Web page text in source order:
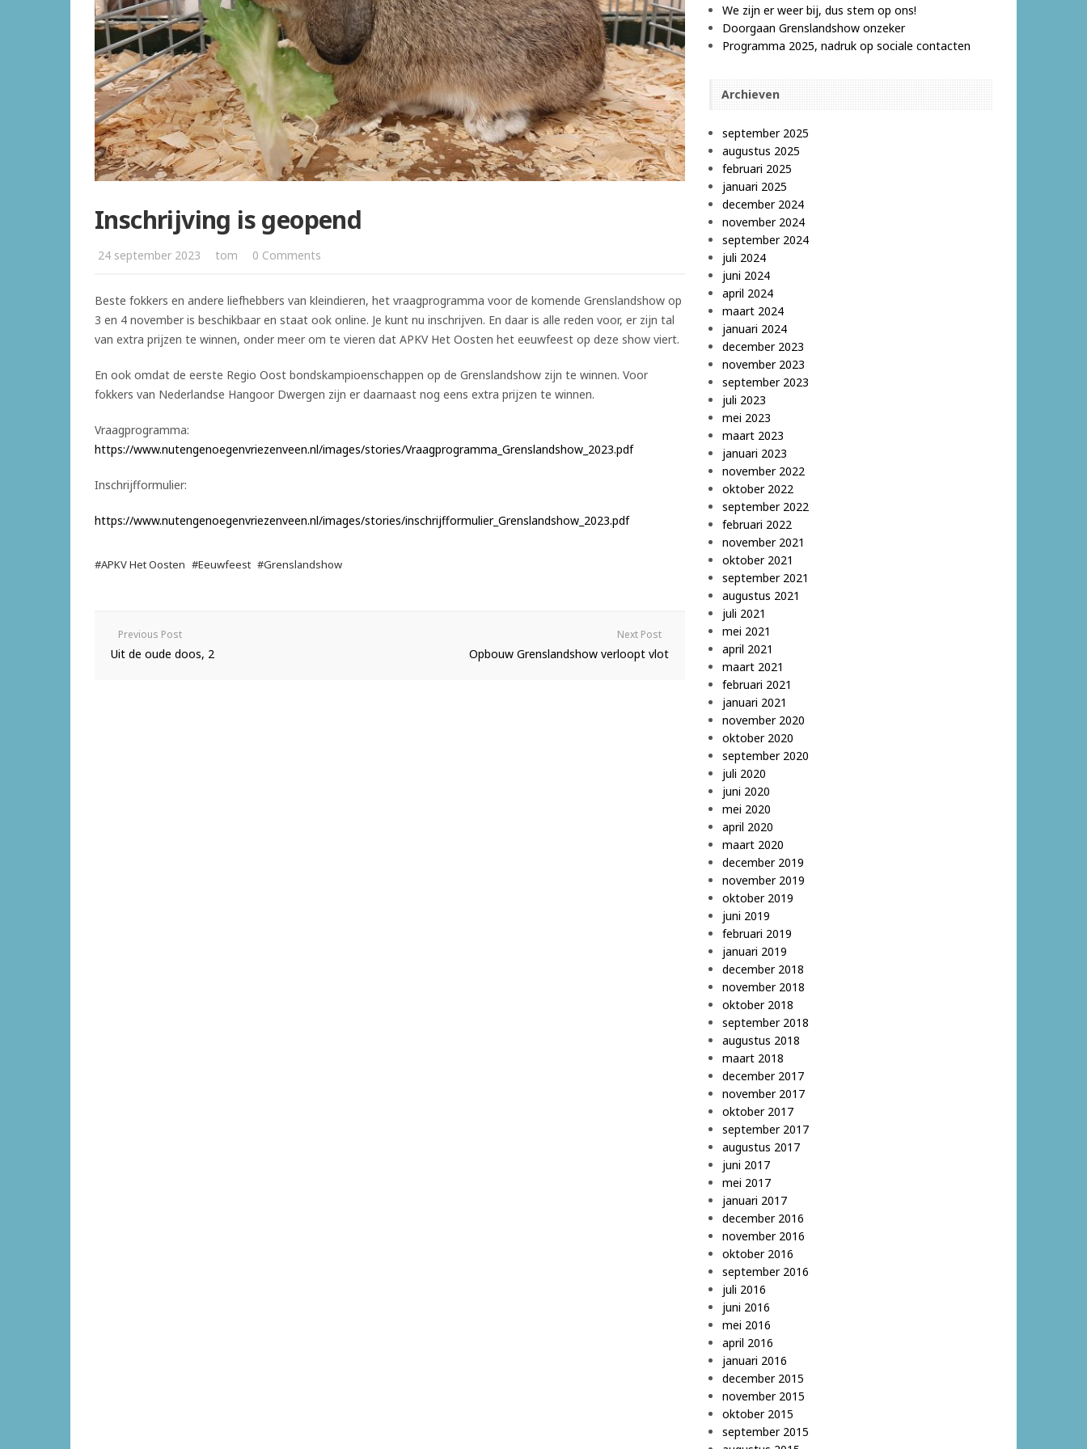
Inschrijving is geopend
24 september 2023 tom 0 Comments
Beste fokkers en andere liefhebbers van kleindieren, het vraagprogramma voor de komende Grenslandshow op
3 en 4 november is beschikbaar en staat ook online. Je kunt nu inschrijven. En daar is alle reden voor, er zijn tal
van extra prijzen te winnen, onder meer om te vieren dat APKV Het Oosten het eeuwfeest op deze show viert.
En ook omdat de eerste Regio Oost bondskampioenschappen op de Grenslandshow zijn te winnen. Voor
fokkers van Nederlandse Hangoor Dwergen zijn er daarnaast nog eens extra prijzen te winnen.
Vraagprogramma:
https://www.nutengenoegenvriezenveen.nl/images/stories/Vraagprogramma_Grenslandshow_2023.pdf
Inschrijfformulier:
https://www.nutengenoegenvriezenveen.nl/images/stories/inschrijfformulier_Grenslandshow_2023.pdf
#APKV Het Oosten #Eeuwfeest #Grenslandshow
Previous Post
Uit de oude doos, 2
Next Post
Opbouw Grenslandshow verloopt vlot
We zijn er weer bij, dus stem op ons!
Doorgaan Grenslandshow onzeker
Programma 2025, nadruk op sociale contacten
Archieven
september 2025
augustus 2025
februari 2025
januari 2025
december 2024
november 2024
september 2024
juli 2024
juni 2024
april 2024
maart 2024
januari 2024
december 2023
november 2023
september 2023
juli 2023
mei 2023
maart 2023
januari 2023
november 2022
oktober 2022
september 2022
februari 2022
november 2021
oktober 2021
september 2021
augustus 2021
juli 2021
mei 2021
april 2021
maart 2021
februari 2021
januari 2021
november 2020
oktober 2020
september 2020
juli 2020
juni 2020
mei 2020
april 2020
maart 2020
december 2019
november 2019
oktober 2019
juni 2019
februari 2019
januari 2019
december 2018
november 2018
oktober 2018
september 2018
augustus 2018
maart 2018
december 2017
november 2017
oktober 2017
september 2017
augustus 2017
juni 2017
mei 2017
januari 2017
december 2016
november 2016
oktober 2016
september 2016
juli 2016
juni 2016
mei 2016
april 2016
januari 2016
december 2015
november 2015
oktober 2015
september 2015